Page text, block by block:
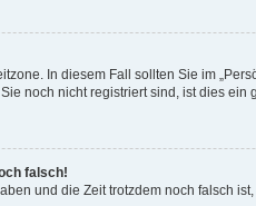
In diesem Fall sollten Sie im
noch nicht registriert sind, ist dies ein
falsch!
und die Zeit trotzdem noch falsch